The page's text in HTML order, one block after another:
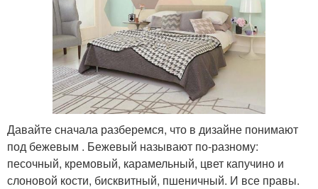
Давайте сначала разберемся, что в дизайне понимают
под бежевым . Бежевый называют по-разному:
песочный, кремовый, карамельный, цвет капучино и
слоновой кости, бисквитный, пшеничный. И все правы.